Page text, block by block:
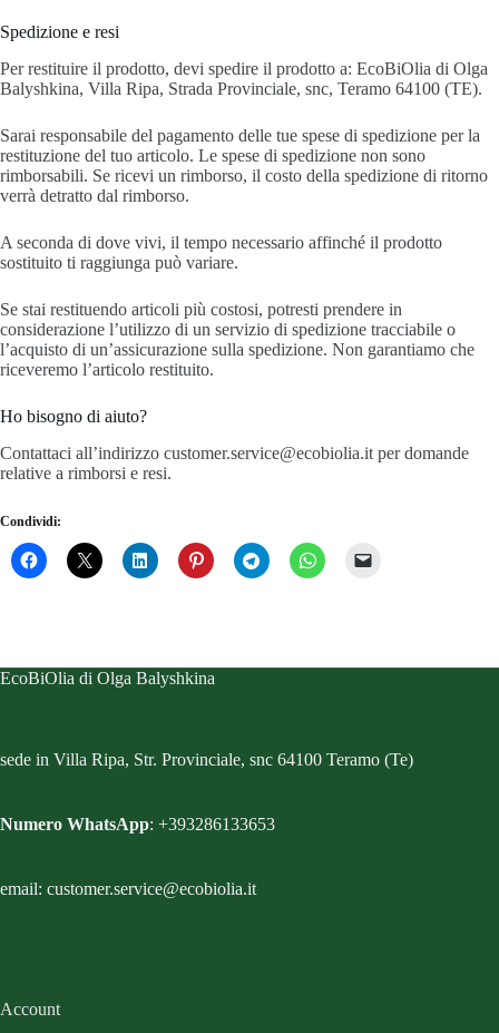
Spedizione e resi
Per restituire il prodotto, devi spedire il prodotto a: EcoBiOlia di Olga
Balyshkina, Villa Ripa, Strada Provinciale, snc, Teramo 64100 (TE).
Sarai responsabile del pagamento delle tue spese di spedizione per la
restituzione del tuo articolo. Le spese di spedizione non sono
rimborsabili. Se ricevi un rimborso, il costo della spedizione di ritorno
verrà detratto dal rimborso.
A seconda di dove vivi, il tempo necessario affinché il prodotto
sostituito ti raggiunga può variare.
Se stai restituendo articoli più costosi, potresti prendere in
considerazione l’utilizzo di un servizio di spedizione tracciabile o
l’acquisto di un’assicurazione sulla spedizione. Non garantiamo che
riceveremo l’articolo restituito.
Ho bisogno di aiuto?
Contattaci all’indirizzo customer.service@ecobiolia.it per domande
relative a rimborsi e resi.
Condividi:
EcoBiOlia di Olga Balyshkina
sede in Villa Ripa, Str. Provinciale, snc 64100 Teramo (Te)
Numero WhatsApp: +393286133653
email: customer.service@ecobiolia.it
Account